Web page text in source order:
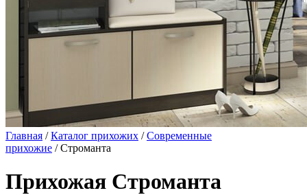
Главная /Каталог прихожих /Современные
прихожие / Строманта
Прихожая Строманта